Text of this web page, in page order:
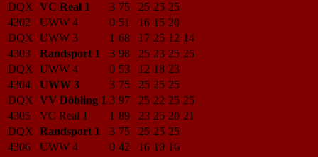
DQX VC Real 1 3 75 25 25 25
4302
UWW 4 0 51 16 15 20
DQX UWW 3 1 68 17 25 12 14
4303
Randsport 1 3 98 25 23 25 25
DQX UWW 4 0 53 12 18 23
4304
UWW 3 3 75 25 25 25
DQX VV Döbling 1 3 97 25 22 25 25
4305
VC Real 1 1 89 23 25 20 21
DQX Randsport 1 3 75 25 25 25
4306
UWW 4 0 42 16 10 16